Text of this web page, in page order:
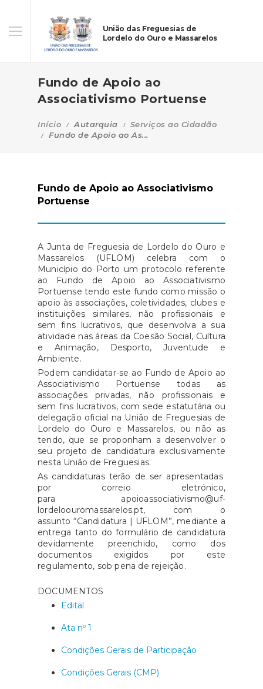
União das Freguesias de
Lordelo do Ouro e Massarelos
Fundo de Apoio ao
Associativismo Portuense
Início Autarquia
Serviços ao Cidadão
Fundo de Apoio ao As...
Fundo de Apoio ao Associativismo
Portuense
A Junta de Freguesia de Lordelo do Ouro e
Massarelos (UFLOM) celebra com o
Município do Porto um protocolo referente
ao Fundo de Apoio ao Associativismo
Portuense tendo este fundo como missão o
apoio às associações, coletividades, clubes e
instituições similares, não profissionais e
sem fins lucrativos, que desenvolva a sua
atividade nas áreas da Coesão Social, Cultura
e Animação, Desporto, Juventude e
Ambiente.
Podem candidatar-se ao Fundo de Apoio ao
Associativismo Portuense todas as
associações privadas, não profissionais e
sem fins lucrativos, com sede estatutária ou
delegação oficial na União de Freguesias de
Lordelo do Ouro e Massarelos, ou não as
tendo, que se proponham a desenvolver o
seu projeto de candidatura exclusivamente
nesta União de Freguesias.
As candidaturas terão de ser apresentadas
por correio eletrónico,
para apoioassociativismo@uf-
lordeloouromassarelos.pt, com o
assunto “Candidatura | UFLOM”, mediante a
entrega tanto do formulário de candidatura
devidamente preenchido, como dos
documentos exigidos por este
regulamento, sob pena de rejeição.
DOCUMENTOS
Edital
Ata nº 1
Condições Gerais de Participação
Condições Gerais (CMP)